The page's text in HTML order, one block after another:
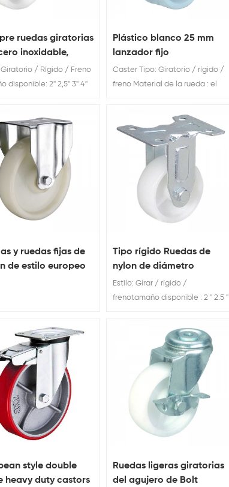
ruedas giratorias
inoxidable,
de nailon,
tamaños de
Giratorio / Rígido / Freno
disponible: 2'' 2,5'' 3'' 4''
Plástico blanco 25 mm
lanzador fijo
Caster Tipo: Giratorio / rígido /
freno Material de la rueda : el
y ruedas fijas de
de estilo europeo
Tipo rígido Ruedas de
nylon de diámetro
pequeño barato
Estilo: Girar / rígido /
frenotamaño disponible : 2 '' 2.5 ''
style double
heavy duty castors
Ruedas ligeras giratorias
del agujero de Bolt